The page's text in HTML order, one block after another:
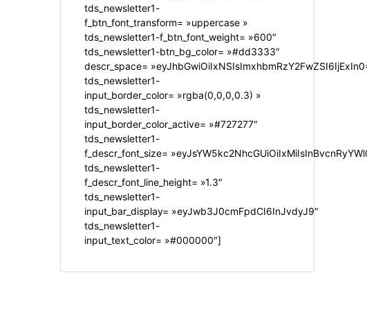
tds_newsletter1-
f_btn_font_transform= »uppercase »
tds_newsletter1-f_btn_font_weight= »600″
tds_newsletter1-btn_bg_color= »#dd3333″
descr_space=
tds_newsletter1-
input_border_color= »rgba(0,0,0,0.3) »
tds_newsletter1-
input_border_color_active= »#727277″
tds_newsletter1-
f_descr_font_size=
tds_newsletter1-
f_descr_font_line_height= »1.3″
tds_newsletter1-
input_bar_display= »eyJwb3J0cmFpdCI6InJvdyJ9″
tds_newsletter1-
input_text_color= »#000000″]